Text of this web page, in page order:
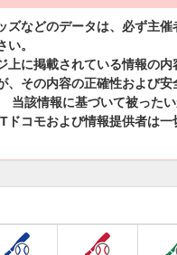
ズなどのデータは、必ず主
い。
上に掲載されている情報の
、その内容の正確性および
当該情報に基づいて被った
ドコモおよび情報提供者は